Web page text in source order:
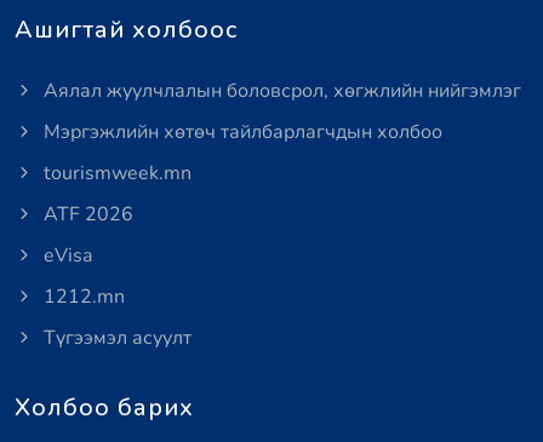
Ашигтай холбоос
Аялал жуулчлалын боловсрол, хөгжлийн нийгэмлэг
Мэргэжлийн хөтөч тайлбарлагчдын холбоо
tourismweek.mn
ATF 2026
eVisa
1212.mn
Түгээмэл асуулт
Холбоо барих